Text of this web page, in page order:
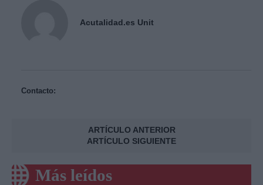
Acutalidad.es Unit
Contacto:
ARTÍCULO ANTERIOR
ARTÍCULO SIGUIENTE
Más leídos